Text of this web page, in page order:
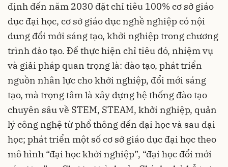
định đến năm 2030 đặt chỉ tiêu 100% cơ sở giáo
dục đại học, cơ sở giáo dục nghề nghiệp có nội
dung đổi mới sáng tạo, khởi nghiệp trong chương
trình đào tạo. Để thực hiện chỉ tiêu đó, nhiệm vụ
và giải pháp quan trọng là: đào tạo, phát triển
nguồn nhân lực cho khởi nghiệp, đổi mới sáng
tạo, mà trọng tâm là xây dựng hệ thống đào tạo
chuyên sâu về STEM, STEAM, khởi nghiệp, quản
lý công nghệ từ phổ thông đến đại học và sau đại
học; phát triển một số cơ sở giáo dục đại học theo
mô hình “đại học khởi nghiệp”, “đại học đổi mới